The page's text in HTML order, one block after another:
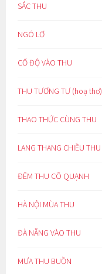
SẮC THU
NGÓ LƠ
CỔ ĐỘ VÀO THU
THU TƯƠNG TƯ (hoạ thơ)
THAO THỨC CÙNG THU
LANG THANG CHIỀU THU
ĐÊM THU CÔ QUẠNH
HÀ NỘI MÙA THU
ĐÀ NẴNG VÀO THU
MƯA THU BUỒN